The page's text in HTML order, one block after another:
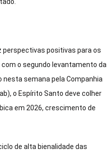
perspectivas positivas para os
o segundo levantamento da
semana pela Companhia
o Espírito Santo deve colher
em 2026, crescimento de
de alta bienalidade das